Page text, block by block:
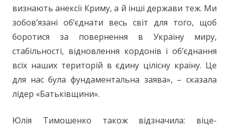
визнають анексії Криму, а й інші держави теж. Ми
зобов’язані об’єднати весь світ для того, щоб
боротися за повернення в Україну миру,
стабільності, відновлення кордонів і об’єднання
всіх наших територій в єдину цілісну країну. Це
для нас була фундаментальна заява», – сказала
лідер «Батьківщини».
Юлія Тимошенко також відзначила: віце-